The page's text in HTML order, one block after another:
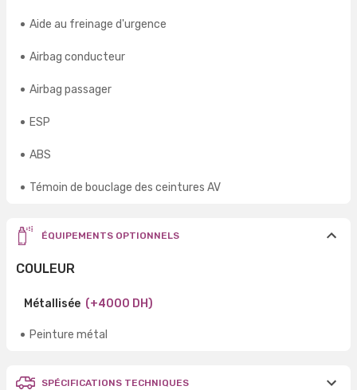
Aide au freinage d'urgence
Airbag conducteur
Airbag passager
ESP
ABS
Témoin de bouclage des ceintures AV
ÉQUIPEMENTS OPTIONNELS
COULEUR
Métallisée (+4000 DH)
Peinture métal
SPÉCIFICATIONS TECHNIQUES